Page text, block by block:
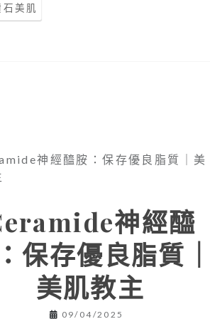
美肌
神經醯
保存優良脂質
美肌教主
09/04/2025